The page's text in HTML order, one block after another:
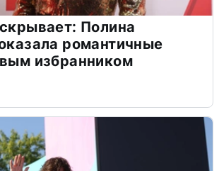
Полина
романтичные
избранником